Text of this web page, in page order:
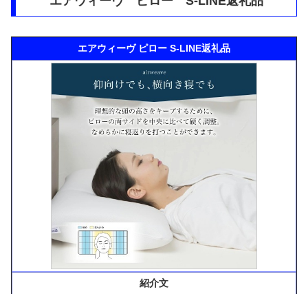
エアウィーヴ ピロー S-LINE返礼品
紹介文